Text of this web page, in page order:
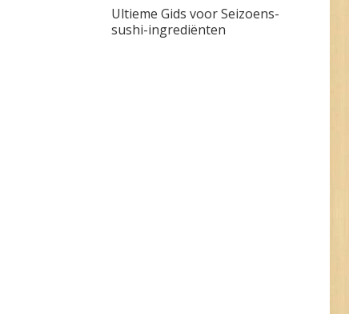
Ultieme Gids voor Seizoens-
sushi-ingrediënten